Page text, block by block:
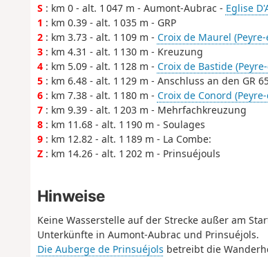
S : km 0 - alt. 1 047 m - Aumont-Aubrac - Eglise
1 : km 0.39 - alt. 1 035 m - GRP
2: km 3.73 - alt. 1 109 m - Croix de Maurel
3: km 4.31 - alt. 1 130 m - Kreuzung
4: km 5.09 - alt. 1 128 m - Croix de Bastide
5: km 6.48 - alt. 1 129 m - Anschluss an den GR
6: km 7.38 - alt. 1 180 m - Croix de Conord
7: km 9.39 - alt. 1 203 m - Mehrfachkreuzung
8: km 11.68 - alt. 1 190 m - Soulages
9: km 12.82 - alt. 1 189 m - La Combe:
Z: km 14.26 - alt. 1 202 m - Prinsuéjouls
Hinweise
Keine Wasserstelle auf der Strecke außer am
Unterkünfte in Aumont-Aubrac und Prinsuéjols.
Die Auberge de Prinsuéjols betreibt die